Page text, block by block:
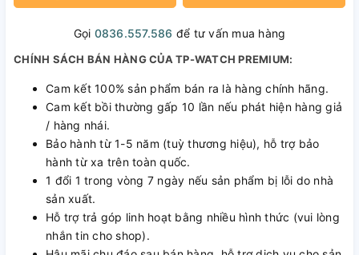
Gọi 0836.557.586 để tư vấn mua hàng
CHÍNH SÁCH BÁN HÀNG CỦA TP-WATCH PREMIUM:
Cam kết 100% sản phẩm bán ra là hàng chính hãng.
Cam kết bồi thường gấp 10 lần nếu phát hiện hàng giả
/ hàng nhái.
Bảo hành từ 1-5 năm (tuỳ thương hiệu), hỗ trợ bảo
hành từ xa trên toàn quốc.
1 đổi 1 trong vòng 7 ngày nếu sản phẩm bị lỗi do nhà
sản xuất.
Hỗ trợ trả góp linh hoạt bằng nhiều hình thức (vui lòng
nhắn tin cho shop).